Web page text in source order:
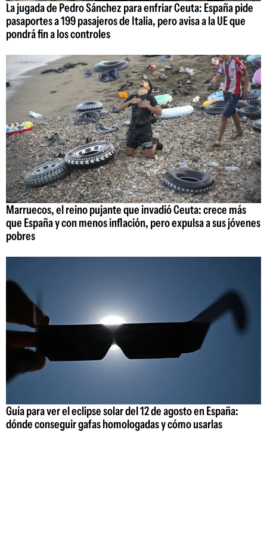
La jugada de Pedro Sánchez para enfriar Ceuta: España pide
pasaportes a 199 pasajeros de Italia, pero avisa a la UE que
pondrá fin a los controles
Marruecos, el reino pujante que invadió Ceuta: crece más
que España y con menos inflación, pero expulsa a sus jóvenes
pobres
Guía para ver el eclipse solar del 12 de agosto en España:
dónde conseguir gafas homologadas y cómo usarlas